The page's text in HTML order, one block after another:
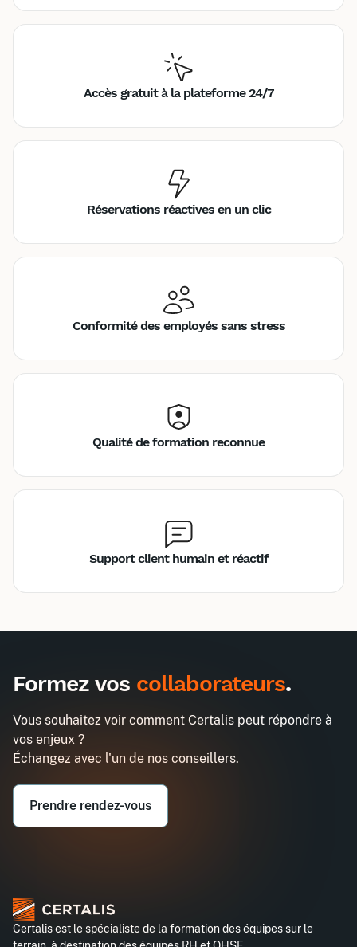
Accès gratuit à la plateforme 24/7
Réservations réactives en un clic
Conformité des employés sans stress
Qualité de formation reconnue
Support client humain et réactif
3h chrono pour écrire des prompts
Entreprise*
Téléphone professionnel*
Formez vos collaborateurs.
Vous souhaitez voir comment Certalis peut répondre à
vos enjeux ?
Échangez avec l'un de nos conseillers.
Prendre rendez-vous
Certalis est le spécialiste de la formation des équipes sur le